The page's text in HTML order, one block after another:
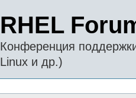
RHEL
Конференция
Linux и др.)